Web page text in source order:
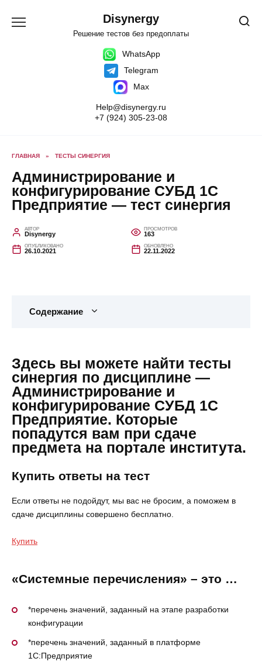
содержанию
Disynergy
Решение тестов без предоплаты
WhatsApp
Telegram
Max
Help@disynergy.ru
+7 (924) 305-23-08
ГЛАВНАЯ » ТЕСТЫ СИНЕРГИЯ
Администрирование и
конфигурирование СУБД 1С
Предприятие — тест синергия
АВТОР
Disynergy
ПРОСМОТРОВ
163
ОПУБЛИКОВАНО
26.10.2021
ОБНОВЛЕНО
22.11.2022
Содержание
Здесь вы можете найти тесты
синергия по дисциплине —
Администрирование и
конфигурирование СУБД 1С
Предприятие. Которые
попадутся вам при сдаче
предмета на портале института.
Купить ответы на тест
Если ответы не подойдут, мы вас не бросим, а поможем в
сдаче дисциплины совершено бесплатно.
Купить
«Системные перечисления» – это …
*перечень значений, заданный на этапе разработки
конфигурации
*перечень значений, заданный в платформе
1С:Предприятие